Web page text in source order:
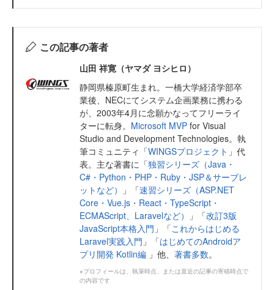
この記事の著者
山田 祥寛（ヤマダ ヨシヒロ）
静岡県榛原町生まれ。一橋大学経済学部卒
業後、NECにてシステム企画業務に携わる
が、2003年4月に念願かなってフリーライ
ターに転身。 Microsoft MVP for Visual
Studio and Development Technologies。執
筆コミュニティ「WINGSプロジェクト 」代
表。主な著書に「独習シリーズ（Java・
C#・Python・PHP・Ruby・JSP＆サーブレ
ットなど）
」「速習シリーズ（ASP.NET
Core・Vue.js・React・TypeScript・
ECMAScript、Laravelなど）
」「改訂3版
JavaScript本格入門 」「これからはじめる
Laravel実践入門 」「はじめてのAndroidア
プリ開発 Kotlin編 」他、 著書多数。
※プロフィールは、執筆時点、または直近の記事の寄稿時点で
の内容です